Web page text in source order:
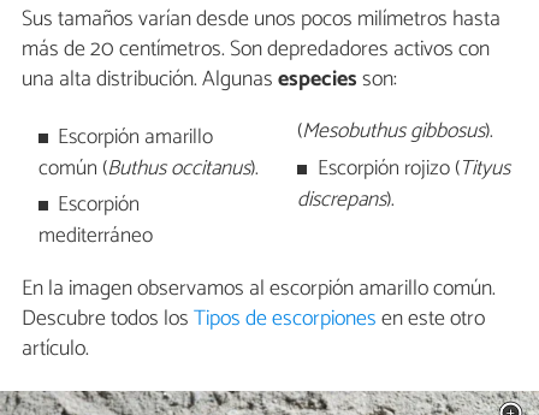
Sus tamaños varían desde unos pocos milímetros hasta
más de 20 centímetros. Son depredadores activos con
una alta distribución. Algunasespeciesson:
Escorpión amarillo
común (Buthus occitanus).
Escorpión
mediterráneo
(Mesobuthus gibbosus).
Escorpión rojizo (Tityus
discrepans).
En la imagen observamos al escorpión amarillo común.
Descubre todos losTipos de escorpionesen este otro
artículo.